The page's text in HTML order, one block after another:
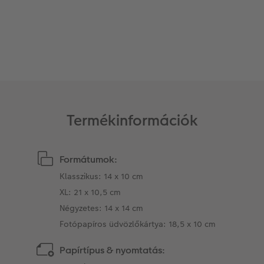
Termékinformációk
Formátumok:
Klasszikus: 14 x 10 cm
XL: 21 x 10,5 cm
Négyzetes: 14 x 14 cm
Fotópapíros üdvözlőkártya: 18,5 x 10 cm
Papírtípus & nyomtatás: